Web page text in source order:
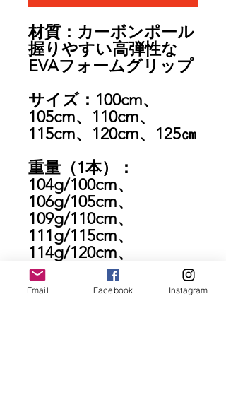
材質：カーボンポール
握りやすい高弾性な
EVAフォームグリップ
サイズ：100cm、
105cm、110cm、
115cm、120cm、125㎝
重量（1本）：
104g/100cm、
106g/105cm、
109g/110cm、
111g/115cm、
114g/120cm、
115g/125cm
Email Facebook Instagram